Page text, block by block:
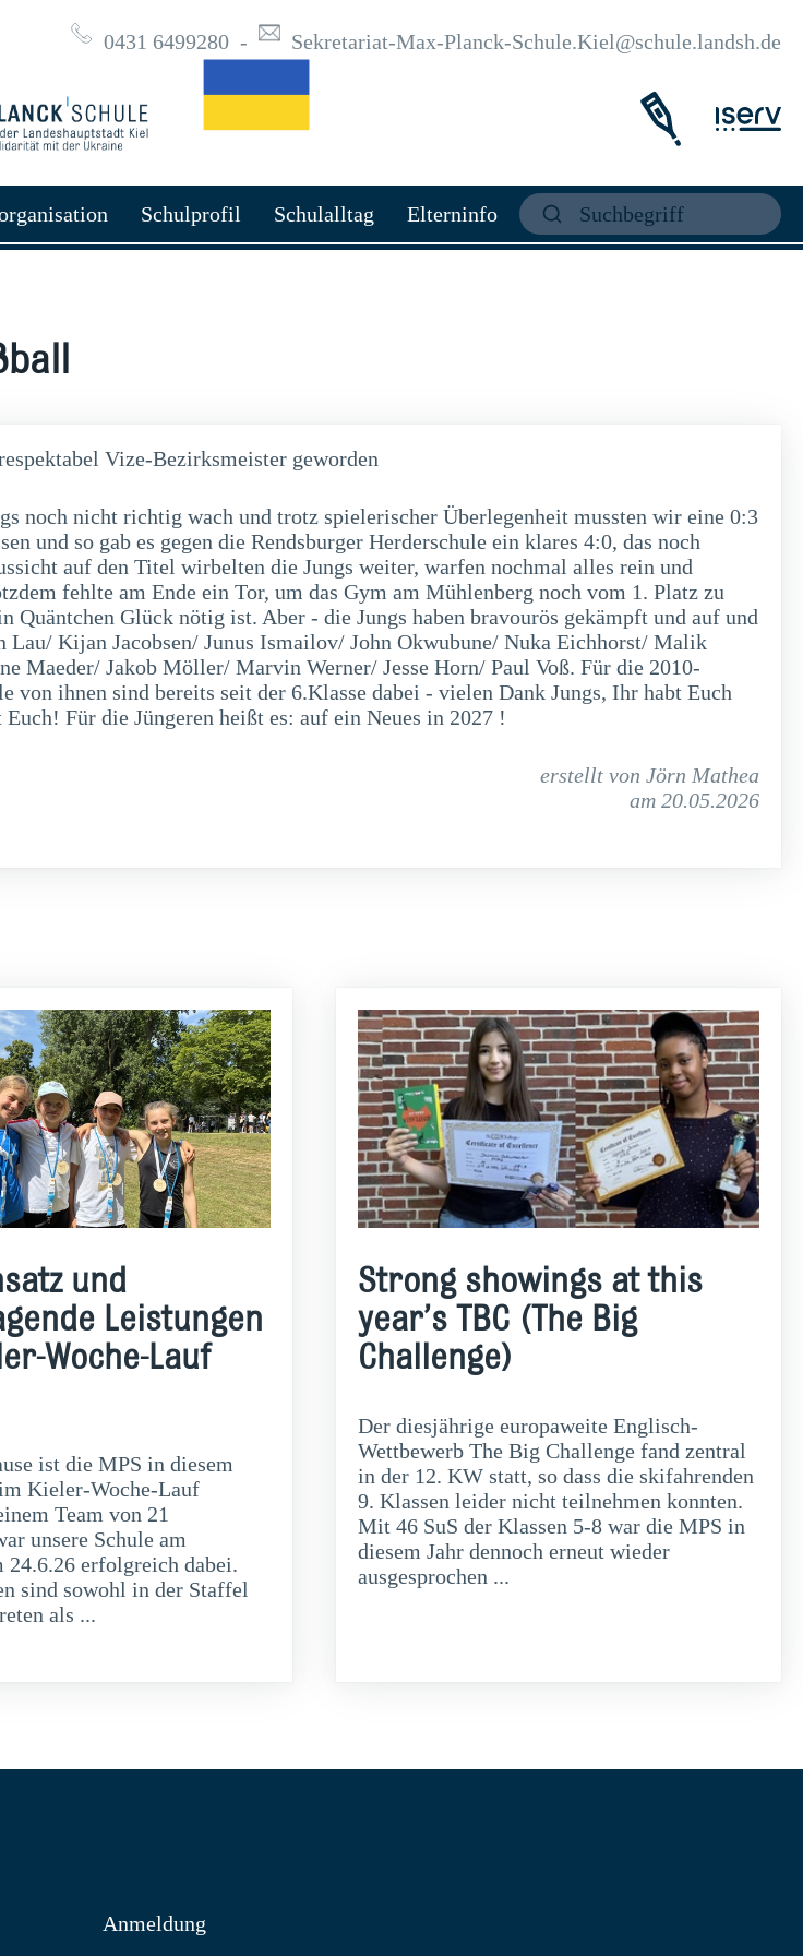
0431 6499280 - Sekretariat-Max-Planck-Schule.Kiel@schule.landsh.de
Schulprofil Schulalltag Elterninfo
Vize-Bezirksmeister geworden
noch nicht richtig wach und trotz spielerischer Überlegenheit mussten wir eine 0:3
und so gab es gegen die Rendsburger Herderschule ein klares 4:0, das noch
auf den Titel wirbelten die Jungs weiter, warfen nochmal alles rein und
fehlte am Ende ein Tor, um das Gym am Mühlenberg noch vom 1. Platz zu
Glück nötig ist. Aber - die Jungs haben bravourös gekämpft und auf und
Kijan Jacobsen/ Junus Ismailov/ John Okwubune/ Nuka Eichhorst/ Malik
Maeder/ Jakob Möller/ Marvin Werner/ Jesse Horn/ Paul Voß. Für die 2010-
ihnen sind bereits seit der 6.Klasse dabei - vielen Dank Jungs, Ihr habt Euch
Für die Jüngeren heißt es: auf ein Neues in 2027 !
erstellt von Jörn Mathea
am 20.05.2026
und
Leistungen
Woche-Lauf
ist die MPS in diesem
Kieler-Woche-Lauf
Team von 21
unsere Schule am
erfolgreich dabei.
sind sowohl in der Staffel
als ...
Strong showings at this
year’s TBC (The Big
Challenge)
Der diesjährige europaweite Englisch-
Wettbewerb The Big Challenge fand zentral
in der 12. KW statt, so dass die skifahrenden
9. Klassen leider nicht teilnehmen konnten.
Mit 46 SuS der Klassen 5-8 war die MPS in
diesem Jahr dennoch erneut wieder
ausgesprochen ...
Anmeldung